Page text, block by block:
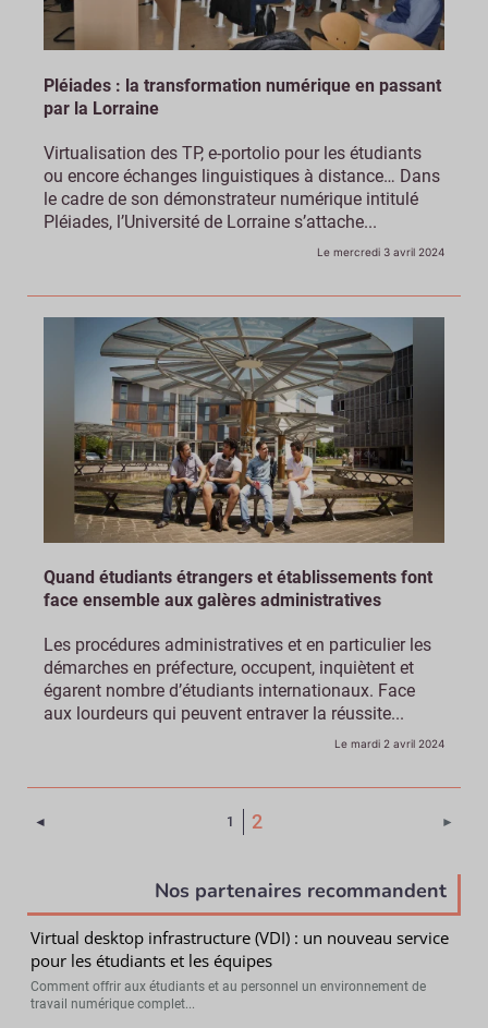
Pléiades : la transformation numérique en passant
par la Lorraine
Virtualisation des TP, e-portolio pour les étudiants
ou encore échanges linguistiques à distance… Dans
le cadre de son démonstrateur numérique intitulé
Pléiades, l’Université de Lorraine s’attache...
Le mercredi 3 avril 2024
Quand étudiants étrangers et établissements font
face ensemble aux galères administratives
Les procédures administratives et en particulier les
démarches en préfecture, occupent, inquiètent et
égarent nombre d’étudiants internationaux. Face
aux lourdeurs qui peuvent entraver la réussite...
Le mardi 2 avril 2024
◄ 1 2 ►
Nos partenaires recommandent
Virtual desktop infrastructure (VDI) : un nouveau service
pour les étudiants et les équipes
Comment offrir aux étudiants et au personnel un environnement de
travail numérique complet...